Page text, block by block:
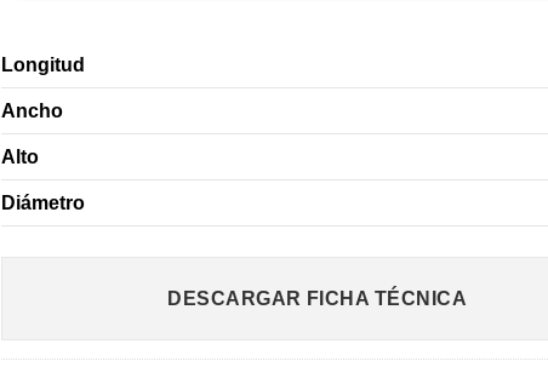
Longitud
Ancho
Alto
Diámetro
DESCARGAR FICHA TÉCNICA